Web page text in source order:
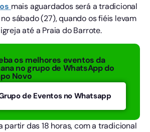
mais aguardados será a tradicional
sábado (27), quando os fiéis levam
até a Praia do Barrote.
os melhores eventos da
no grupo de WhatsApp do
Novo
de Eventos no Whatsapp
partir das 18 horas, com a tradicional